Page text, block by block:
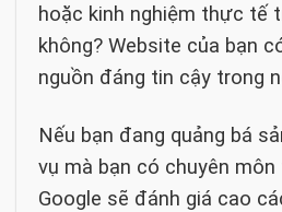
hoặc kinh nghiệm thực tế
không? Website của bạn
nguồn đáng tin cậy trong
Nếu bạn đang quảng bá
vụ mà bạn có chuyên
Google sẽ đánh giá cao